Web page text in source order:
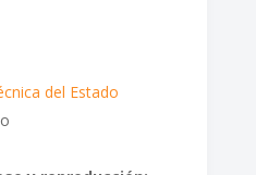
del Estado